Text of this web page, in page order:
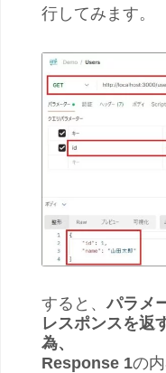
行してみます。
すると、パラメ
レスポンスを返
為、
Response 1の